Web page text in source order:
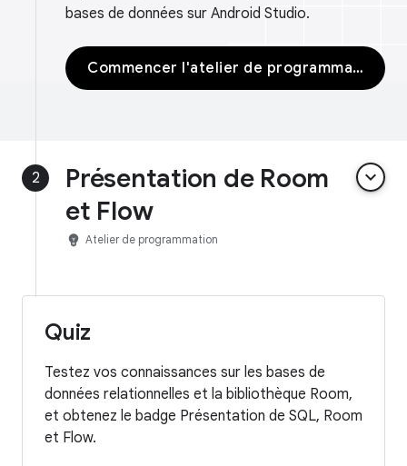
bases de données sur Android Studio.
Commencer l'atelier de programmation
2
Présentation de Room
et Flow
keyboard_arrow_down
emoji_objects Atelier de programmation
Quiz
Testez vos connaissances sur les bases de
données relationnelles et la bibliothèque Room,
et obtenez le badge Présentation de SQL, Room
et Flow.